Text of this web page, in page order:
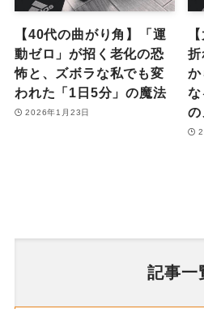
【40代の曲がり角】「運
動ゼロ」が招く老化の恐
怖と、ズボラな私でも変
われた「1日5分」の魔法
2026年1月23日
折
か
な
の
記事一